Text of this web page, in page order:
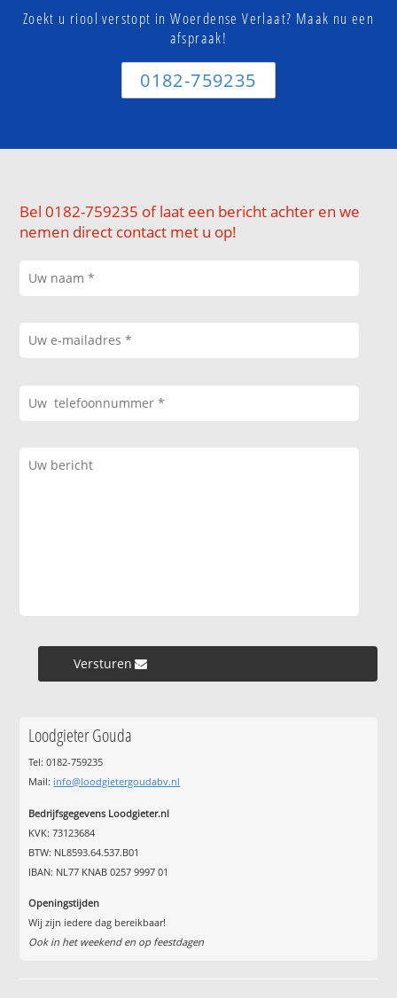
Zoekt u riool verstopt in Woerdense Verlaat? Maak nu een
afspraak!
0182-759235
Bel 0182-759235 of laat een bericht achter en we
nemen direct contact met u op!
Versturen »
Loodgieter Gouda
Tel: 0182-759235
Mail: info@loodgietergoudabv.nl
Bedrijfsgegevens Loodgieter.nl
KVK: 73123684
BTW: NL8593.64.537.B01
IBAN: NL77 KNAB 0257 9997 01
Openingstijden
Wij zijn iedere dag bereikbaar!
Ook in het weekend en op feestdagen